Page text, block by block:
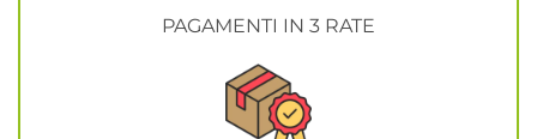
PAGAMENTI IN 3 RATE